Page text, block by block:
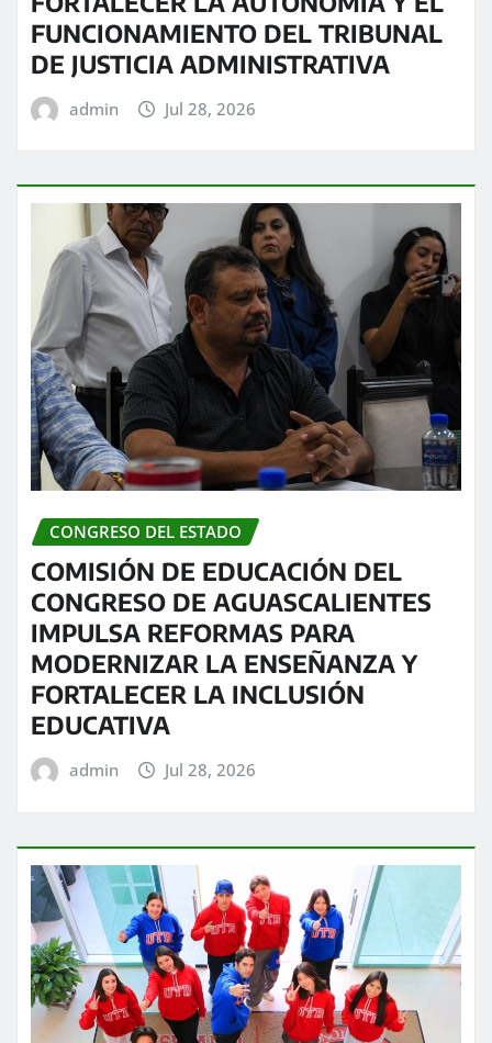
FUNCIONAMIENTO DEL TRIBUNAL
DE JUSTICIA ADMINISTRATIVA
admin Jul 28, 2026
CONGRESO DEL ESTADO
COMISIÓN DE EDUCACIÓN DEL
CONGRESO DE AGUASCALIENTES
IMPULSA REFORMAS PARA
MODERNIZAR LA ENSEÑANZA Y
FORTALECER LA INCLUSIÓN
EDUCATIVA
admin Jul 28, 2026